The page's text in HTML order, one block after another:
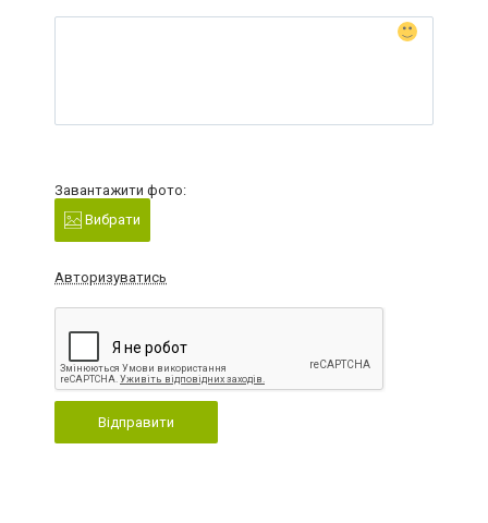
Завантажити фото:
Вибрати
Авторизуватись
Відправити